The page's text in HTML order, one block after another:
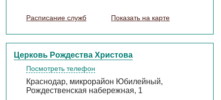
Расписание служб Показать на карте
Церковь Рождества Христова
Посмотреть телефон
Краснодар, микрорайон Юбилейный,
Рождественская набережная, 1